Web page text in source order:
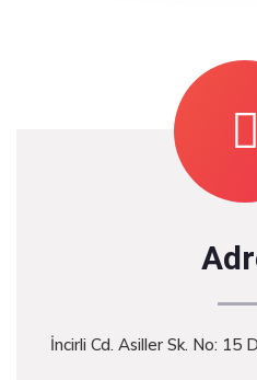
İncirli Cd. Asiller Sk. No: 15